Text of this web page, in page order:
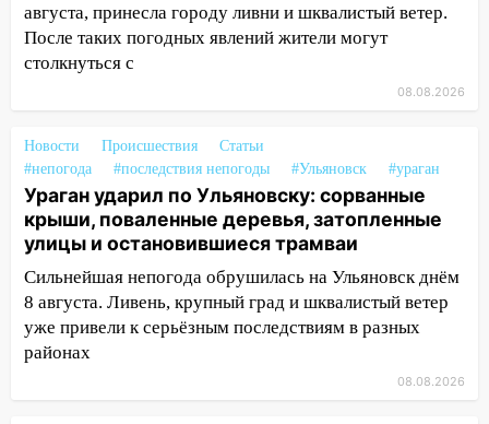
14:16 Шторм продолжает ломать город:
на улице Любови Шевцовой рухнул
мошенники под видом преподавателя
14:12 Куда жаловаться ульяновцам на
упавшее дерево или затопленную улицу
после непогоды
13:59 В Новом городе ураганным
ветром сорвало опалубку со
строящегося дома
В мэрии Ульяновска рассказали,
августа, принесла городу ливни и шквалистый ветер.
После таких погодных явлений жители могут
столкнуться с
08.08.2026
Новости Происшествия
Статьи
#непогода
#последствия непогоды #Ульяновск #ураган
Ураган ударил по Ульяновску: сорванные
крыши, поваленные деревья, затопленные
улицы и остановившиеся трамваи
Сильнейшая непогода обрушилась на Ульяновск днём
8 августа. Ливень, крупный град и шквалистый ветер
уже привели к серьёзным последствиям в разных
районах
08.08.2026